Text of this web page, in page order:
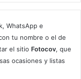
WhatsApp e
tu nombre o el de
el sitio Fotocov, que
ocasiones y listas